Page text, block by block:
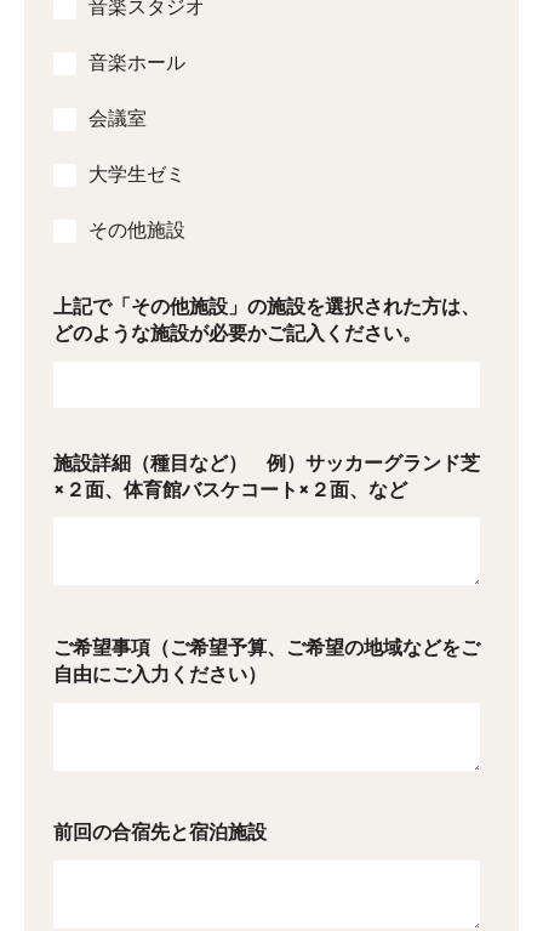
音楽スタジオ
音楽ホール
会議室
大学生ゼミ
その他施設
上記で「その他施設」の施設を選択された方は、
どのような施設が必要かご記入ください。
施設詳細（種目など） 例）サッカーグランド芝
×２面、体育館バスケコート×２面、など
ご希望事項（ご希望予算、ご希望の地域などをご
自由にご入力ください）
前回の合宿先と宿泊施設